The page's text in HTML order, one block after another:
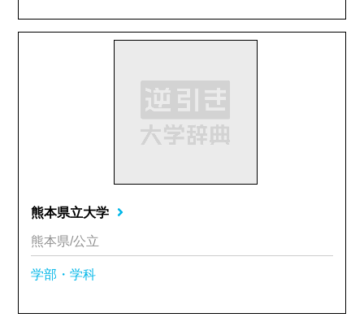
熊本県立大学
熊本県/公立
学部・学科